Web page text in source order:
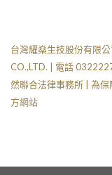
台灣耀燊生技股份有限
CO.,LTD. | 電話
然聯合法律事務所 | 為
方網站